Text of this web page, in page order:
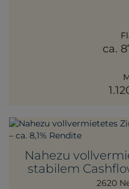
ca.
Nahezu
stabilem
2620